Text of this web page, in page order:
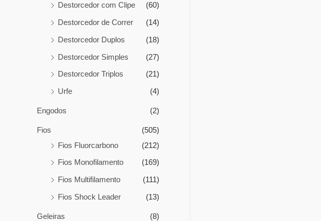
Destorcedor com Clipe
(60)
Destorcedor de Correr
(14)
Destorcedor Duplos
(18)
Destorcedor Simples
(27)
Destorcedor Triplos
(21)
Urfe
(4)
Engodos (2)
Fios
(505)
Fios Fluorcarbono
(212)
Fios Monofilamento
(169)
Fios Multifilamento
(111)
Fios Shock Leader
(13)
Geleiras (8)